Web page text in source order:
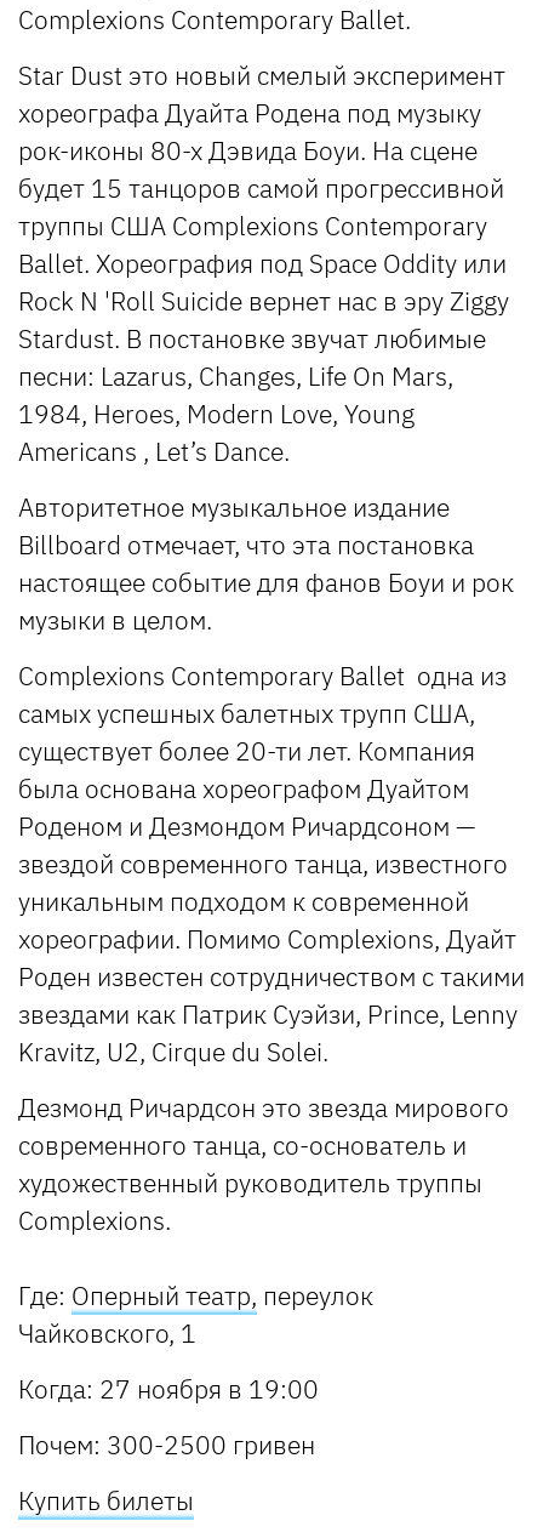
Complexions Contemporary Ballet.
Star Dust это новый смелый эксперимент
хореографа Дуайта Родена под музыку
рок-иконы 80-х Дэвида Боуи. На сцене
будет 15 танцоров самой прогрессивной
труппы США Complexions Contemporary
Ballet. Хореография под Space Oddity или
Rock N 'Roll Suicide вернет нас в эру Ziggy
Stardust. В постановке звучат любимые
песни: Lazarus, Changes, Life On Mars,
1984, Heroes, Modern Love, Young
Americans , Let’s Dance.
Авторитетное музыкальное издание
Billboard отмечает, что эта постановка
настоящее событие для фанов Боуи и рок
музыки в целом.
Complexions Contemporary Ballet одна из
самых успешных балетных трупп США,
существует более 20-ти лет. Компания
была основана хореографом Дуайтом
Роденом и Дезмондом Ричардсоном —
звездой современного танца, известного
уникальным подходом к современной
хореографии. Помимо Complexions, Дуайт
Роден известен сотрудничеством с такими
звездами как Патрик Суэйзи, Prince, Lenny
Kravitz, U2, Cirque du Solei.
Дезмонд Ричардсон это звезда мирового
современного танца, со-основатель и
художественный руководитель труппы
Complexions.
Где: Оперный театр, переулок
Чайковского, 1
Когда: 27 ноября в 19:00
Почем: 300-2500 гривен
Купить билеты